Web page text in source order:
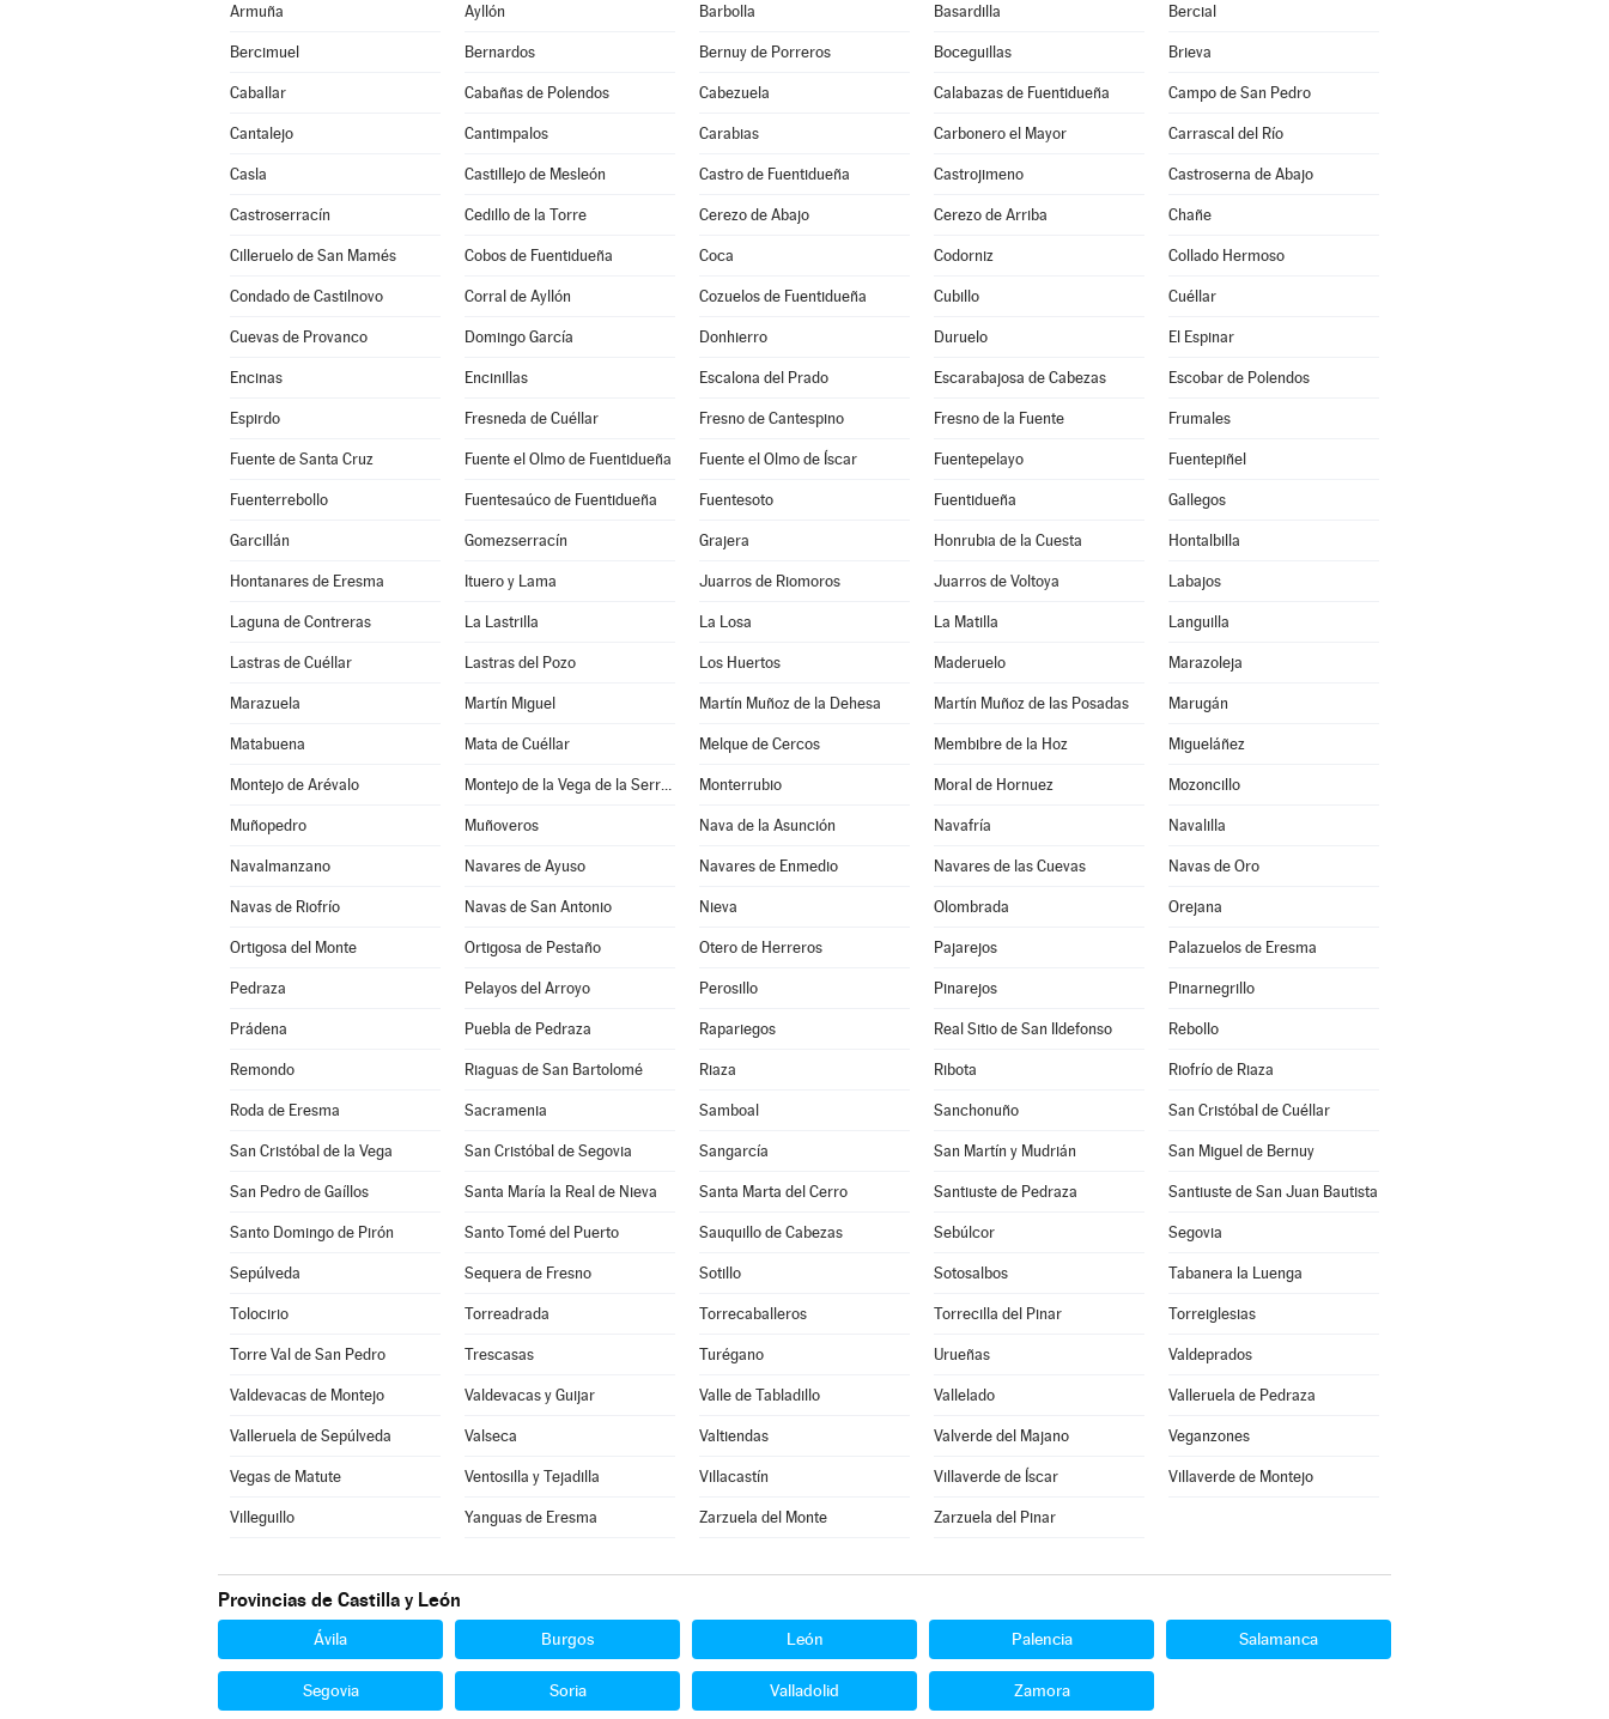
Armuña Ayllón Barbolla Basardilla Bercial
Bercimuel Bernardos Bernuy de Porreros Boceguillas Brieva
Caballar Cabañas de Polendos Cabezuela Calabazas de Fuentidueña Campo de San Pedro
Cantalejo Cantimpalos Carabias Carbonero el Mayor Carrascal del Río
Casla Castillejo de Mesleón Castro de Fuentidueña Castrojimeno Castroserna de Abajo
Castroserracín Cedillo de la Torre Cerezo de Abajo Cerezo de Arriba Chañe
Cilleruelo de San Mamés Cobos de Fuentidueña Coca Codorniz Collado Hermoso
Condado de Castilnovo Corral de Ayllón Cozuelos de Fuentidueña Cubillo Cuéllar
Cuevas de Provanco Domingo García Donhierro Duruelo El Espinar
Encinas Encinillas Escalona del Prado Escarabajosa de Cabezas Escobar de Polendos
Espirdo Fresneda de Cuéllar Fresno de Cantespino Fresno de la Fuente Frumales
Fuente de Santa Cruz Fuente el Olmo de Fuentidueña Fuente el Olmo de Íscar Fuentepelayo Fuentepiñel
Fuenterrebollo Fuentesaúco de Fuentidueña Fuentesoto Fuentidueña Gallegos
Garcillán Gomezserracín Grajera Honrubia de la Cuesta Hontalbilla
Hontanares de Eresma Ituero y Lama Juarros de Riomoros Juarros de Voltoya Labajos
Laguna de Contreras La Lastrilla La Losa La Matilla Languilla
Lastras de Cuéllar Lastras del Pozo Los Huertos Maderuelo Marazoleja
Marazuela Martín Miguel Martín Muñoz de la Dehesa Martín Muñoz de las Posadas Marugán
Matabuena Mata de Cuéllar Melque de Cercos Membibre de la Hoz Migueláñez
Montejo de Arévalo Montejo de la Vega de la Serrezuela Monterrubio Moral de Hornuez Mozoncillo
Muñopedro Muñoveros Nava de la Asunción Navafría Navalilla
Navalmanzano Navares de Ayuso Navares de Enmedio Navares de las Cuevas Navas de Oro
Navas de Riofrío Navas de San Antonio Nieva Olombrada Orejana
Ortigosa del Monte Ortigosa de Pestaño Otero de Herreros Pajarejos Palazuelos de Eresma
Pedraza Pelayos del Arroyo Perosillo Pinarejos Pinarnegrillo
Prádena Puebla de Pedraza Rapariegos Real Sitio de San Ildefonso Rebollo
Remondo Riaguas de San Bartolomé Riaza Ribota Riofrío de Riaza
Roda de Eresma Sacramenia Samboal Sanchonuño San Cristóbal de Cuéllar
San Cristóbal de la Vega San Cristóbal de Segovia Sangarcía San Martín y Mudrián San Miguel de Bernuy
San Pedro de Gaíllos Santa María la Real de Nieva Santa Marta del Cerro Santiuste de Pedraza Santiuste de San Juan Bautista
Santo Domingo de Pirón Santo Tomé del Puerto Sauquillo de Cabezas Sebúlcor Segovia
Sepúlveda Sequera de Fresno Sotillo Sotosalbos Tabanera la Luenga
Tolocirio Torreadrada Torrecaballeros Torrecilla del Pinar Torreiglesias
Torre Val de San Pedro Trescasas Turégano Urueñas Valdeprados
Valdevacas de Montejo Valdevacas y Guijar Valle de Tabladillo Vallelado Valleruela de Pedraza
Valleruela de Sepúlveda Valseca Valtiendas Valverde del Majano Veganzones
Vegas de Matute Ventosilla y Tejadilla Villacastín Villaverde de Íscar Villaverde de Montejo
Villeguillo Yanguas de Eresma Zarzuela del Monte Zarzuela del Pinar
Provincias de Castilla y León
Ávila Burgos León Palencia Salamanca
Segovia Soria Valladolid Zamora